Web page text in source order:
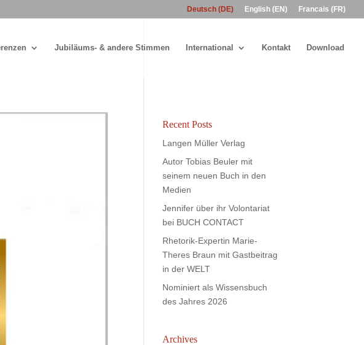
Deutsch (DE) English (EN) Francais (FR)
Jubiläums- & andere Stimmen International Kontakt Download
Recent Posts
Langen Müller Verlag
Autor Tobias Beuler mit
seinem neuen Buch in den
Medien
Jennifer über ihr Volontariat
bei BUCH CONTACT
Rhetorik-Expertin Marie-
Theres Braun mit Gastbeitrag
in der WELT
Nominiert als Wissensbuch
des Jahres 2026
Archives